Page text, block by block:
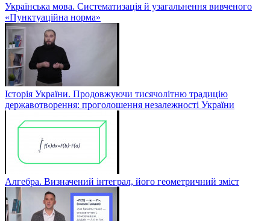
Українська мова. Систематизація й узагальнення вивченого
«Пунктуаційна норма»
Історія України. Продовжуючи тисячолітню традицію
державотворення: проголошення незалежності України
Алгебра. Визначений інтеграл, його геометричний зміст